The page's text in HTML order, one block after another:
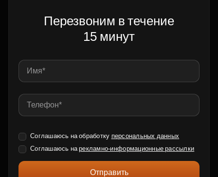
Перезвоним в течение
15 минут
Соглашаюсь на обработку персональных данных
Соглашаюсь нарекламно-информационные рассылки
Отправить